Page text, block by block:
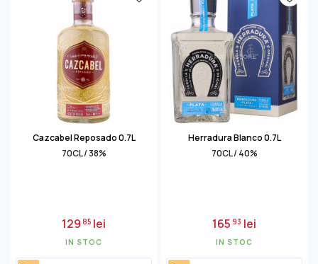
Cazcabel Reposado 0.7L
70CL / 38%
12985 lei
IN STOC
Herradura Blanco 0.7L
70CL / 40%
16593 lei
IN STOC